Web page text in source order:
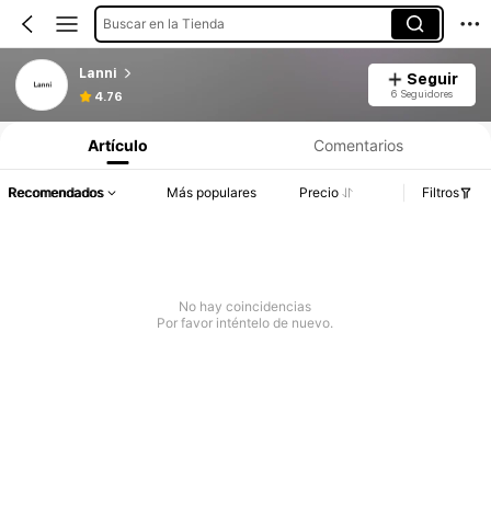
Buscar en la Tienda
Lanni
4.76
Seguir
6 Seguidores
Artículo Comentarios
Recomendados Más populares Precio Filtros
No hay coincidencias
Por favor inténtelo de nuevo.